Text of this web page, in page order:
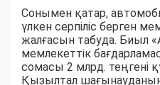
Сонымен қатар,
үлкен серпіліс берген
жалғасын табуда. Биыл
мемлекеттік
сомасы 2 млрд. теңгені
Қызылтал